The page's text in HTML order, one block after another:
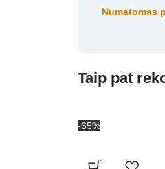
Numatomas
Taip pat
-65%